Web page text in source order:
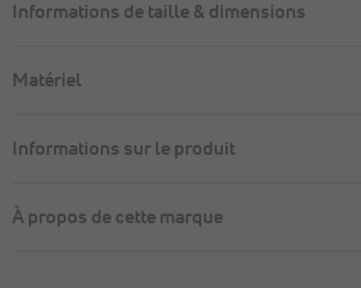
Informations de taille & dimensions
Matériel
Informations sur le produit
À propos de cette marque